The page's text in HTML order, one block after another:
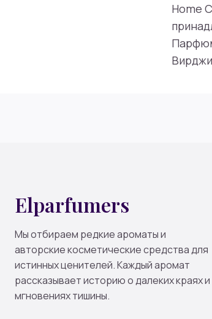
Home
Elparfumers
Мы отбираем редкие ароматы и
авторские косметические средства для
истинных ценителей. Каждый аромат
рассказывает историю о далеких краях и
мгновениях тишины.